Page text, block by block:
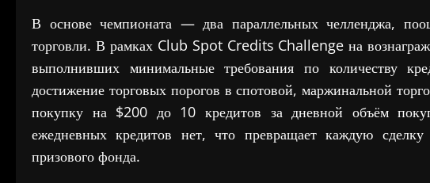
В основе чемпионата — два параллельных челленджа,
торговли. В рамках Club Spot Credits Challenge на
выполнивших минимальные требования по количеству
достижение торговых порогов в спотовой, маржинальной
покупку на $200 до 10 кредитов за дневной объём
ежедневных кредитов нет, что превращает каждую
призового фонда.